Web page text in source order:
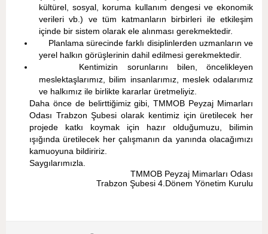
kültürel, sosyal, koruma kullanım dengesi ve ekonomik
verileri vb.) ve tüm katmanların birbirleri ile etkileşim
içinde bir sistem olarak ele alınması gerekmektedir.
Planlama sürecinde farklı disiplinlerden uzmanların ve
yerel halkın görüşlerinin dahil edilmesi gerekmektedir.
Kentimizin sorunlarını bilen, öncelikleyen
meslektaşlarımız, bilim insanlarımız, meslek odalarımız
ve halkımız ile birlikte kararlar üretmeliyiz.
Daha önce de belirttiğimiz gibi, TMMOB Peyzaj Mimarları
Odası Trabzon Şubesi olarak kentimiz için üretilecek her
projede katkı koymak için hazır olduğumuzu, bilimin
ışığında üretilecek her çalışmanın da yanında olacağımızı
kamuoyuna bildiririz.
Saygılarımızla.
TMMOB Peyzaj Mimarları Odası
Trabzon Şubesi 4.Dönem Yönetim Kurulu